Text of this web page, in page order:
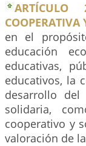
ARTÍCULO
COOPERATIVA
en el
educación
educativas,
educativos, la
desarrollo
solidaria,
cooperativo y
valoración de